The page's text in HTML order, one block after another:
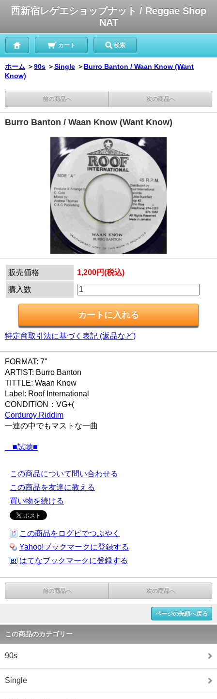
西新宿レゲエショップナット / Reggae Shop
NAT
カート 検索
ホーム ＞90s ＞Single ＞ Burro Banton / Waan Know (Want
Know)
前の商品へ 次の商品へ
Burro Banton / Waan Know (Want Know)
販売価格 1,200円(税込)
購入数
特定商取引法に基づく表記 (返品など)
FORMAT: 7"
ARTIST: Burro Banton
TITTLE: Waan Know
Label: Roof International
CONDITION：VG+(
Corduroy Riddim
一連の中でもマストな一曲
■試聴■
この商品について問い合わせる
この商品を友達に教える
買い物を続ける
この商品をログピでつぶやく
Yahoo!ブックマークに登録する
はてなブックマークに登録する
前の商品へ 次の商品へ
ページの先頭へ戻る
この商品のカテゴリー
90s
Single